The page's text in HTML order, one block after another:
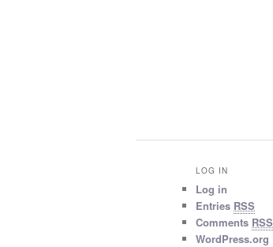
LOG IN
Log in
Entries RSS
Comments RSS
WordPress.org